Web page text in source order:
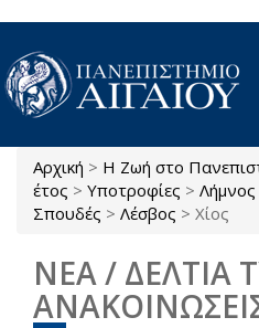
Παράκαμψη προς το κυρίως
Είστε εδώ
Αρχική > Η Ζωή στο
έτος > Υποτροφίες > Λήμνος
Σπουδές > Λέσβος > Χίος
ΝΕΑ / ΔΕΛΤΙΑ